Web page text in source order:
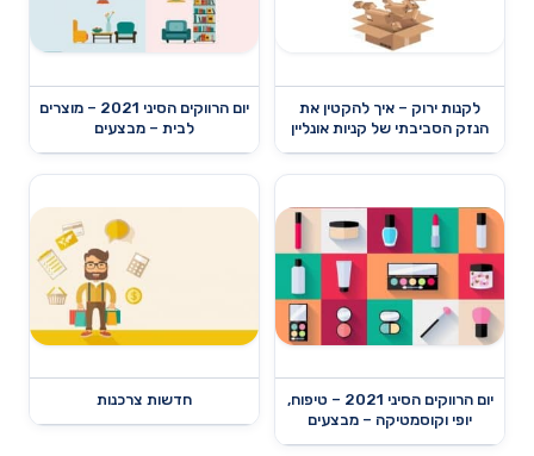
לקנות ירוק – איך להקטין את
הנזק הסביבתי של קניות אונליין
יום הרווקים הסיני 2021 – מוצרים
לבית – מבצעים
יום הרווקים הסיני 2021 – טיפוח,
יופי וקוסמטיקה – מבצעים
חדשות צרכנות